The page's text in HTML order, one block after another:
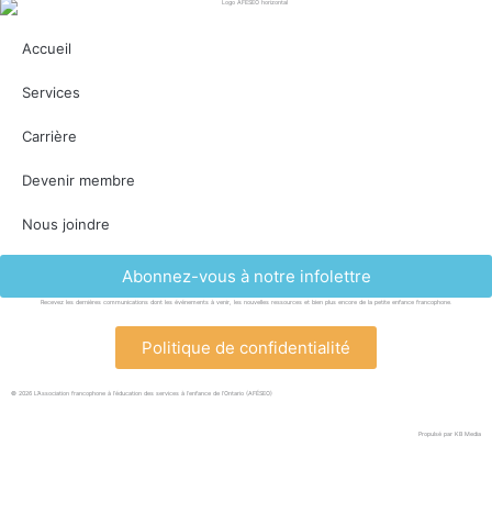
Accueil
Services
Carrière
Devenir membre
Nous joindre
Abonnez-vous à notre infolettre
Recevez les dernières communications dont les événements à venir, les nouvelles ressources et bien plus encore de la petite enfance francophone.
Politique de confidentialité
© 2026 L’Association francophone à l’éducation des services à l’enfance de l’Ontario (AFÉSEO)
Propulsé par KB Media